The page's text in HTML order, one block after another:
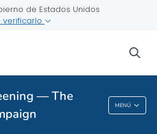
de Estados Unidos
verificarlo
— The
MENÚ
Derecho de Saber"
historias
— The Right To